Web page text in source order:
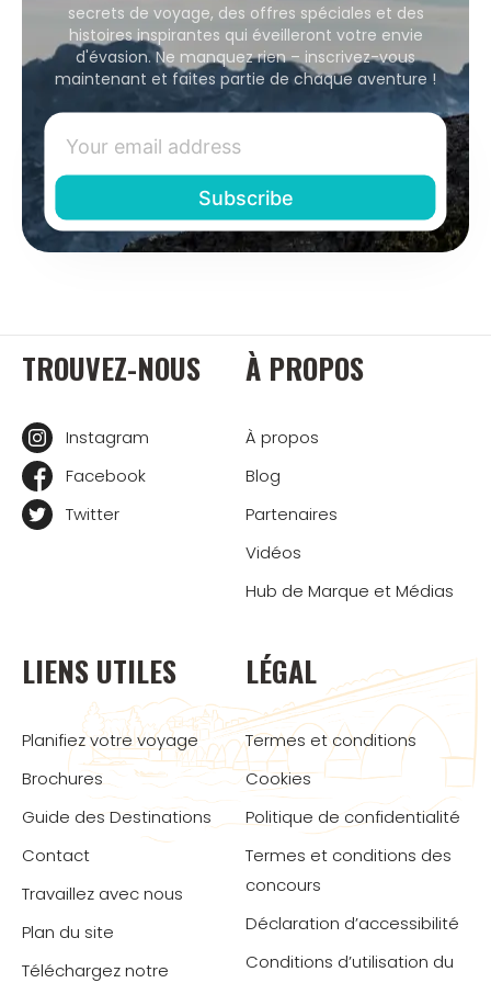
secrets de voyage, des offres spéciales et des
histoires inspirantes qui éveilleront votre envie
d'évasion. Ne manquez rien – inscrivez-vous
maintenant et faites partie de chaque aventure !
TROUVEZ-NOUS
Instagram
Facebook
Twitter
À PROPOS
À propos
Blog
Partenaires
Vidéos
Hub de Marque et Médias
LIENS UTILES
Planifiez votre voyage
Brochures
Guide des Destinations
Contact
Travaillez avec nous
Plan du site
Téléchargez notre
LÉGAL
Termes et conditions
Cookies
Politique de confidentialité
Termes et conditions des
concours
Déclaration d’accessibilité
Conditions d’utilisation du